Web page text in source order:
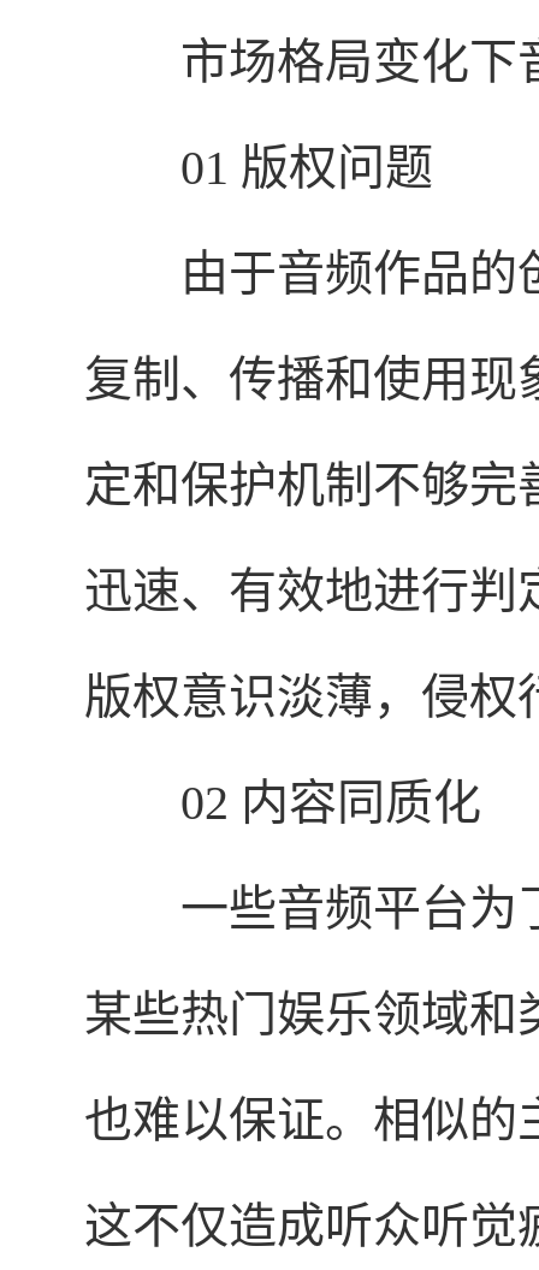
市场格局变化下
01 版权问题
由于音频作品的
复制、传播和使用
定和保护机制不够
迅速、有效地进行判
版权意识淡薄，侵权
02 内容同质化
一些音频平台为
某些热门娱乐领域
也难以保证。相似的
这不仅造成听众听